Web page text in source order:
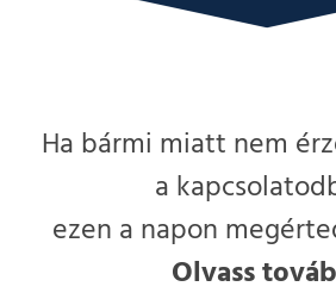
Ha bármi miatt nem
a
ezen a napon
Olvass